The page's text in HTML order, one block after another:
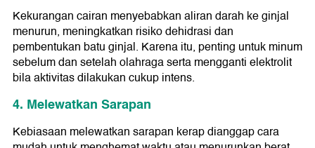
Kekurangan cairan menyebabkan aliran darah ke ginjal
menurun, meningkatkan risiko dehidrasi dan
pembentukan batu ginjal. Karena itu, penting untuk minum
sebelum dan setelah olahraga serta mengganti elektrolit
bila aktivitas dilakukan cukup intens.
4. Melewatkan Sarapan
Kebiasaan melewatkan sarapan kerap dianggap cara